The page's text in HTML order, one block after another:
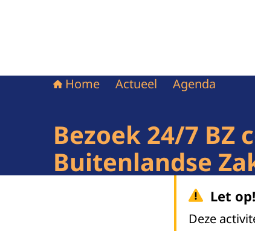
Home Actueel Agenda
Bezoek 24/7
Buitenlandse
Let op!
Deze